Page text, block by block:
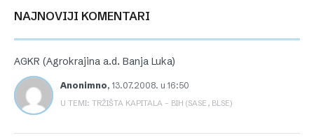
NAJNOVIJI KOMENTARI
AGKR (Agrokrajina a.d. Banja Luka)
Anonimno, 13.07.2008. u 16:50
U TEMI: TRŽIŠTA KAPITALA – BIH (SASE, BLSE)